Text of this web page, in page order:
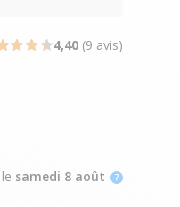
4,40 (9 avis)
le samedi 8 août